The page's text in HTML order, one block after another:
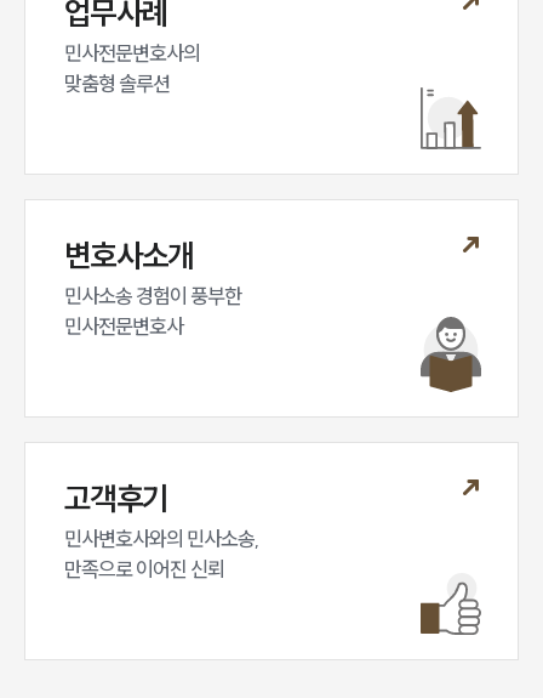
업무사례
민사전문변호사의
맞춤형 솔루션
변호사소개
민사소송 경험이 풍부한
민사전문변호사
고객후기
민사변호사와의 민사소송,
만족으로 이어진 신뢰